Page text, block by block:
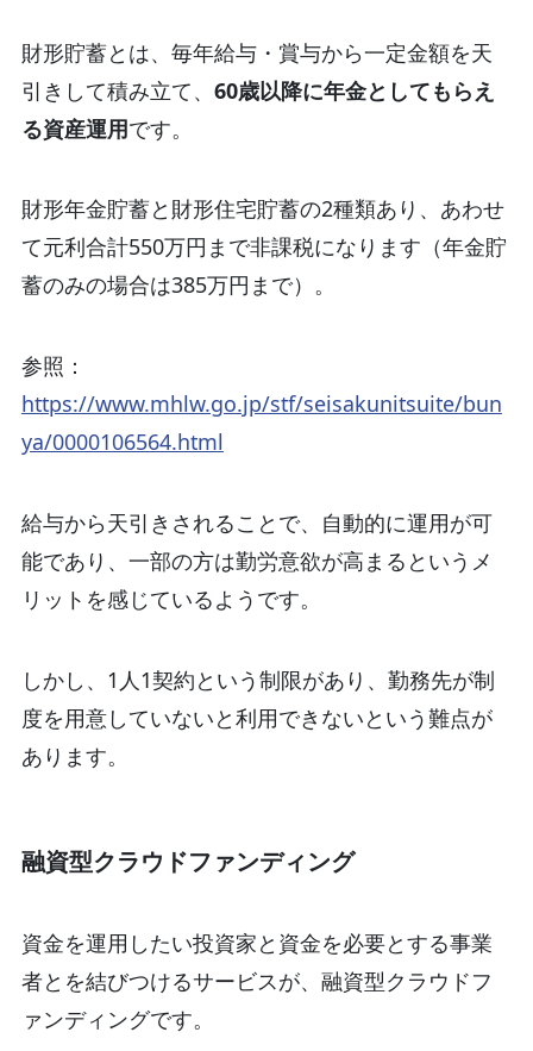
財形貯蓄とは、毎年給与・賞与から一定金額を天
引きして積み立て、 60歳以降に年金としてもらえ
る資産運用です。
財形年金貯蓄と財形住宅貯蓄の2種類あり、あわせ
て元利合計550万円まで非課税になります（年金貯
蓄のみの場合は385万円まで）。
参照：
https://www.mhlw.go.jp/stf/seisakunitsuite/bun
ya/0000106564.html
給与から天引きされることで、自動的に運用が可
能であり、一部の方は勤労意欲が高まるというメ
リットを感じているようです。
しかし、1人1契約という制限があり、勤務先が制
度を用意していないと利用できないという難点が
あります。
融資型クラウドファンディング
資金を運用したい投資家と資金を必要とする事業
者とを結びつけるサービスが、融資型クラウドフ
ァンディングです。